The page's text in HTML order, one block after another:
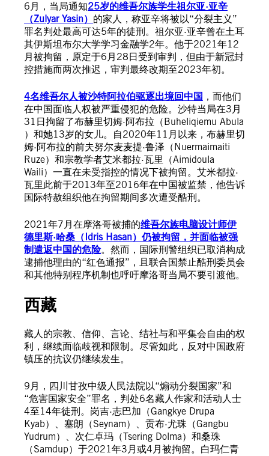
6月，当局通知25岁的维吾尔族学生祖尔亚·亚辛
（Zulyar Yasin） 的家人，称亚辛将被以“分裂主义”
罪名判处最高可达5年的徒刑。祖尔亚·亚辛曾在土耳
其伊斯坦布尔大学学习金融学2年。他于2021年12
月被拘留，原定于6月28日受到审判，但由于新冠封
控措施而两次推迟，审判最终改期至2023年初。
4名维吾尔人被沙特阿拉伯驱逐出境回中国 ，而他们
在中国面临人权被严重侵犯的危险。沙特当局在3月
31日拘留了布赫里切姆·阿布拉（Buheliqiemu Abula
）和她13岁的女儿。自2020年11月以来，布赫里切
姆·阿布拉的前夫努尔麦麦提·鲁泽（Nuermaimaiti
Ruze）和宗教学者艾米都拉·瓦里（Aimidoula
Waili）一直在未受指控的情况下被拘留。艾米都拉·
瓦里此前于2013年至2016年在中国被监禁，他告诉
国际特赦组织他在拘留期间多次遭受酷刑。
2021年7月在摩洛哥被捕的维吾尔族电脑设计师伊
德里斯·哈桑（Idris Hasan）仍被拘留，并面临被强
制遣返中国的危险。然而，国际刑警组织已取消构成
逮捕他理由的“红色通报”，且联合国禁止酷刑委员会
和其他特别程序机制也呼吁摩洛哥当局不要引渡他。
西藏
藏人的宗教、信仰、言论、结社与和平集会自由的权
利，继续面临歧视和限制。尽管如此，反对中国政府
镇压的抗议仍继续发生。
9月，四川甘孜中级人民法院以“煽动分裂国家”和
“危害国家安全”罪名，判处6名藏人作家和活动人士
4至14年徒刑。岗吉·志巴加（Gangkye Drupa
Kyab）、塞朗（Seynam）、贡布·尤珠（Gangbu
Yudrum）、次仁卓玛（Tsering Dolma）和桑珠
（Samdup）于2021年3月或4月被拘留。白玛仁青